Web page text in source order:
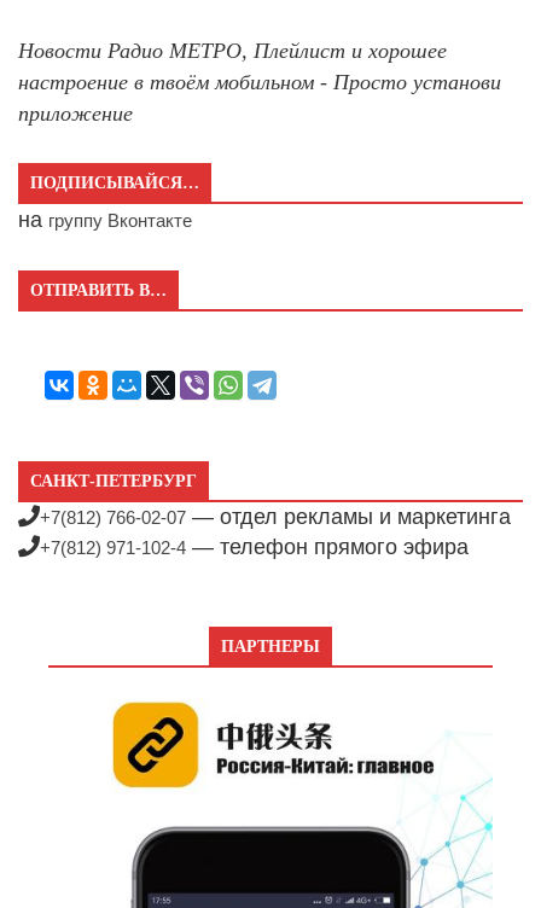
Новости Радио МЕТРО, Плейлист и хорошее
настроение в твоём мобильном - Просто установи
приложение
ПОДПИСЫВАЙСЯ…
на группу Вконтакте
ОТПРАВИТЬ В…
САНКТ-ПЕТЕРБУРГ
+7(812) 766-02-07 — отдел рекламы и маркетинга
+7(812) 971-102-4 — телефон прямого эфира
ПАРТНЕРЫ